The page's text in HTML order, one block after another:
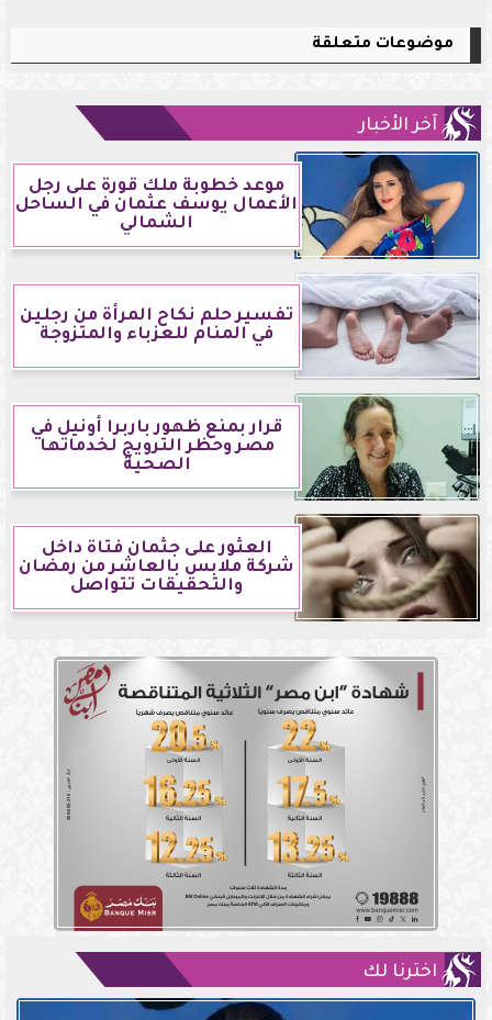
موضوعات متعلقة
آخر الأخبار
موعد خطوبة ملك قورة على رجل
الأعمال يوسف عثمان في الساحل
الشمالي
تفسير حلم نكاح المرأة من رجلين
في المنام للعزباء والمتزوجة
قرار بمنع ظهور باربرا أونيل في
مصر وحظر الترويج لخدماتها
الصحية
العثور على جثمان فتاة داخل
شركة ملابس بالعاشر من رمضان
والتحقيقات تتواصل
اخترنا لك